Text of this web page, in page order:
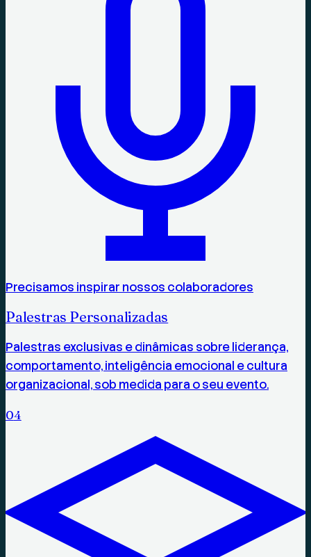
Precisamos inspirar nossos colaboradores
Palestras Personalizadas
Palestras exclusivas e dinâmicas sobre liderança,
comportamento, inteligência emocional e cultura
organizacional, sob medida para o seu evento.
04